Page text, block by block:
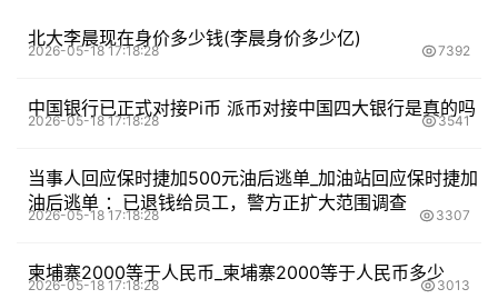
北大李晨现在身价多少钱(李晨身价多少亿)
2026-05-18 17:18:28 7392
中国银行已正式对接Pi币 派币对接中国四大银行是真的吗
2026-05-18 17:18:28 3541
当事人回应保时捷加500元油后逃单_加油站回应保时捷加
油后逃单 ：已退钱给员工，警方正扩大范围调查
2026-05-18 17:18:28 3307
柬埔寨2000等于人民币_柬埔寨2000等于人民币多少
2026-05-18 17:18:28 3013